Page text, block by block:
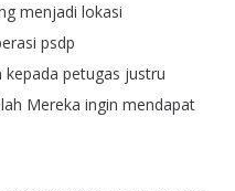
menjadi lokasi
psdp
kepada petugas justru
Mereka ingin mendapat